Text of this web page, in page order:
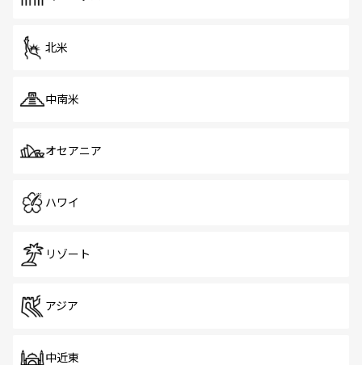
北米
中南米
オセアニア
ハワイ
リゾート
アジア
中近東